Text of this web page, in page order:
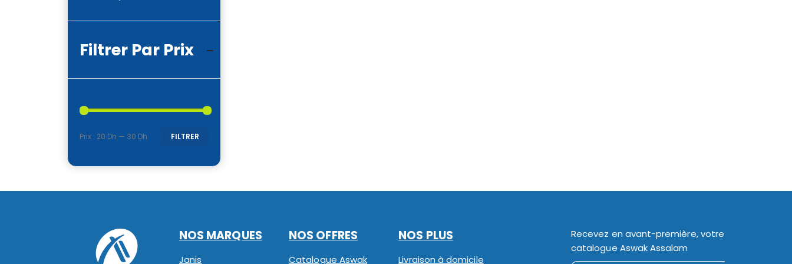
Filtrer Par Prix
FILTRER
Prix : 20 Dh — 30 Dh
NOS MARQUES
Janis
NOS OFFRES
Catalogue Aswak
NOS PLUS
Livraison à domicile
Recevez en avant-première, votre
catalogue Aswak Assalam